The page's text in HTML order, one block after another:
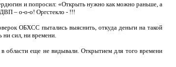
и попросил: «Открыть нужно как можно раньше, а
– о-о-о! Оргстекло - !!!
ОБХСС пытались выяснить, откуда деньги на такой
сил, ни времени.
области еще не видывали. Открытием для того времени